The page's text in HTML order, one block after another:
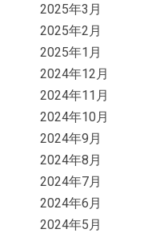
2025年3月
2025年2月
2025年1月
2024年12月
2024年11月
2024年10月
2024年9月
2024年8月
2024年7月
2024年6月
2024年5月